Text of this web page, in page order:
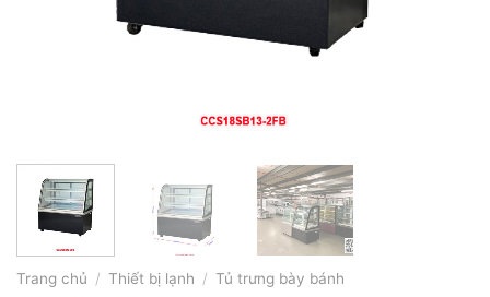
Trang chủ / Thiết bị lạnh / Tủ trưng bày bánh